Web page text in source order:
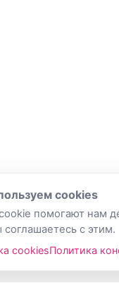
cookies
помогают нам
соглашаетесь с этим.
cookiesПолитика